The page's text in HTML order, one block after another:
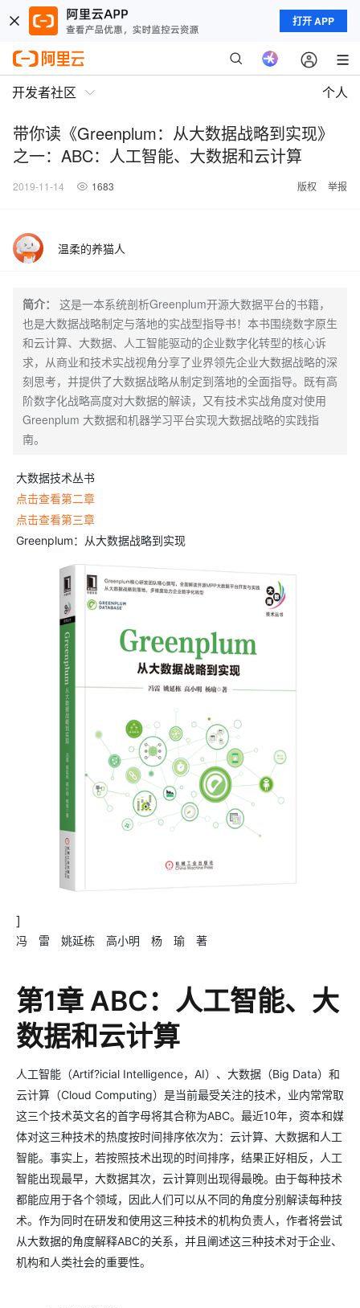
打开 APP
开发者社区 个人
带你读《Greenplum：从大数据战略到实现》
之一：ABC：人工智能、大数据和云计算
2019-11-14 1683 版权 举报
温柔的养猫人
简介：
这是一本系统剖析Greenplum开源大数据平台的书籍，
也是大数据战略制定与落地的实战型指导书！本书围绕数字原生
和云计算、大数据、人工智能驱动的企业数字化转型的核心诉
求，从商业和技术实战视角分享了业界领先企业大数据战略的深
刻思考，并提供了大数据战略从制定到落地的全面指导。既有高
阶数字化战略高度对大数据的解读，又有技术实战角度对使用
Greenplum 大数据和机器学习平台实现大数据战略的实践指
南。
大数据技术丛书
点击查看第二章
点击查看第三章
Greenplum：从大数据战略到实现
]
冯 雷 姚延栋 高小明 杨 瑜 著
第1章 ABC：人工智能、大
数据和云计算
人工智能（Artif?icial Intelligence，AI）、大数据（Big Data）和
云计算（Cloud Computing）是当前最受关注的技术，业内常常取
这三个技术英文名的首字母将其合称为ABC。最近10年，资本和媒
体对这三种技术的热度按时间排序依次为：云计算、大数据和人工
智能。事实上，若按照技术出现的时间排序，结果正好相反，人工
智能出现最早，大数据其次，云计算则出现得最晚。由于每种技术
都能应用于各个领域，因此人们可以从不同的角度分别解读每种技
术。作为同时在研发和使用这三种技术的机构负责人，作者将尝试
从大数据的角度解释ABC的关系，并且阐述这三种技术对于企业、
机构和人类社会的重要性。